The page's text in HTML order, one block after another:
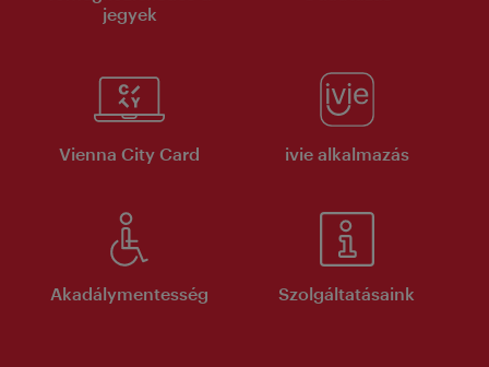
jegyek
Vienna City Card ivie alkalmazás
Akadálymentesség Szolgáltatásaink